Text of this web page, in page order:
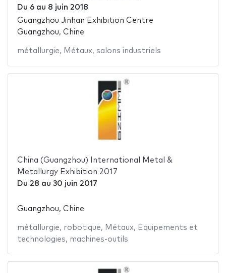
Du 6au 8 juin 2018
Guangzhou Jinhan Exhibition Centre
Guangzhou, Chine
métallurgie, Métaux, salons industriels
China (Guangzhou) International Metal &
Metallurgy Exhibition 2017
Du 28 au 30 juin 2017
Guangzhou, Chine
métallurgie, robotique, Métaux, Equipements et
technologies, machines-outils